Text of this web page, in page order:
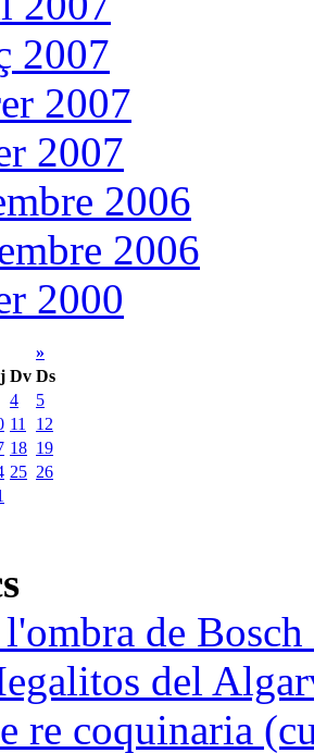
2007
2007
2007
2006
2006
2000
»
Dv Ds
4
5
11
12
18 19
25 26
de
del
re coquinaria